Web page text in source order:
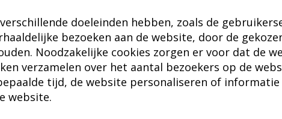
doeleinden hebben, zoals de
bezoeken aan de website, door de
Noodzakelijke cookies zorgen er voor dat de
verzamelen over het aantal bezoekers op de
tijd, de website personaliseren of
website.